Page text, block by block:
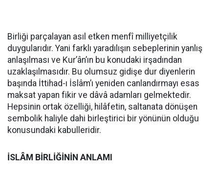
Birliği parçalayan asıl etken menfî milliyetçilik
duygularıdır. Yani farklı yaradılışın sebeplerinin yanlış
anlaşılması ve Kur’ân’ın bu konudaki irşadından
uzaklaşılmasıdır. Bu olumsuz gidişe dur diyenlerin
başında İttihad-ı İslâm’ı yeniden canlandırmayı esas
maksat yapan fikir ve dâvâ adamları gelmektedir.
Hepsinin ortak özelliği, hilâfetin, saltanata dönüşen
sembolik haliyle dahi birleştirici bir yönünün olduğu
konusundaki kabulleridir.
İSLÂM BİRLİĞİNİN ANLAMI